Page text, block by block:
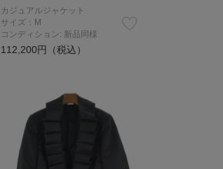
カジュアルジャケット
サイズ：M
コンディション: 新品同様
112,200円（税込）